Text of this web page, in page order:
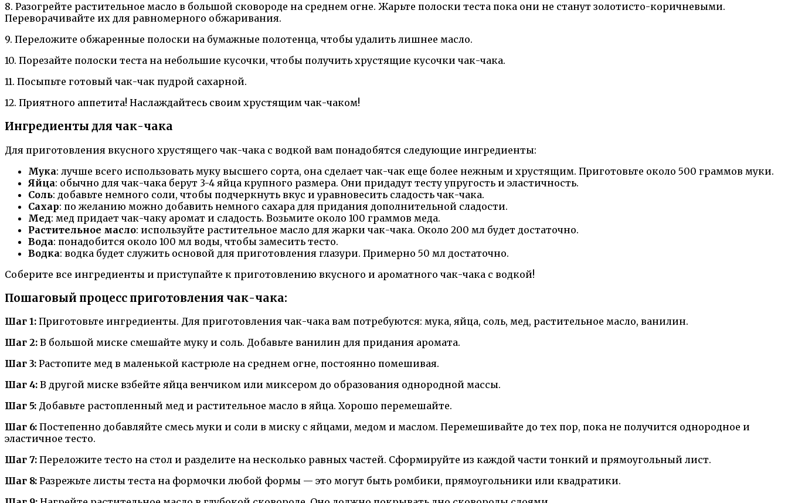
8. Разогрейте растительное масло в большой сковороде на среднем огне. Жарьте полоски теста пока они не станут золотисто-коричневыми.
Переворачивайте их для равномерного обжаривания.
9. Переложите обжаренные полоски на бумажные полотенца, чтобы удалить лишнее масло.
10. Порезайте полоски теста на небольшие кусочки, чтобы получить хрустящие кусочки чак-чака.
11. Посыпьте готовый чак-чак пудрой сахарной.
12. Приятного аппетита! Наслаждайтесь своим хрустящим чак-чаком!
Ингредиенты для чак-чака
Для приготовления вкусного хрустящего чак-чака с водкой вам понадобятся следующие ингредиенты:
Мука: лучше всего использовать муку высшего сорта, она сделает чак-чак еще более нежным и хрустящим. Приготовьте около 500 граммов муки.
Яйца: обычно для чак-чака берут 3-4 яйца крупного размера. Они придадут тесту упругость и эластичность.
Соль: добавьте немного соли, чтобы подчеркнуть вкус и уравновесить сладость чак-чака.
Сахар: по желанию можно добавить немного сахара для придания дополнительной сладости.
Мед: мед придает чак-чаку аромат и сладость. Возьмите около 100 граммов меда.
Растительное масло: используйте растительное масло для жарки чак-чака. Около 200 мл будет достаточно.
Вода: понадобится около 100 мл воды, чтобы замесить тесто.
Водка: водка будет служить основой для приготовления глазури. Примерно 50 мл достаточно.
Соберите все ингредиенты и приступайте к приготовлению вкусного и ароматного чак-чака с водкой!
Пошаговый процесс приготовления чак-чака:
Шаг 1: Приготовьте ингредиенты. Для приготовления чак-чака вам потребуются: мука, яйца, соль, мед, растительное масло, ванилин.
Шаг 2: В большой миске смешайте муку и соль. Добавьте ванилин для придания аромата.
Шаг 3: Растопите мед в маленькой кастрюле на среднем огне, постоянно помешивая.
Шаг 4: В другой миске взбейте яйца венчиком или миксером до образования однородной массы.
Шаг 5: Добавьте растопленный мед и растительное масло в яйца. Хорошо перемешайте.
Шаг 6: Постепенно добавляйте смесь муки и соли в миску с яйцами, медом и маслом. Перемешивайте до тех пор, пока не получится однородное и
эластичное тесто.
Шаг 7: Переложите тесто на стол и разделите на несколько равных частей. Сформируйте из каждой части тонкий и прямоугольный лист.
Шаг 8: Разрежьте листы теста на формочки любой формы — это могут быть ромбики, прямоугольники или квадратики.